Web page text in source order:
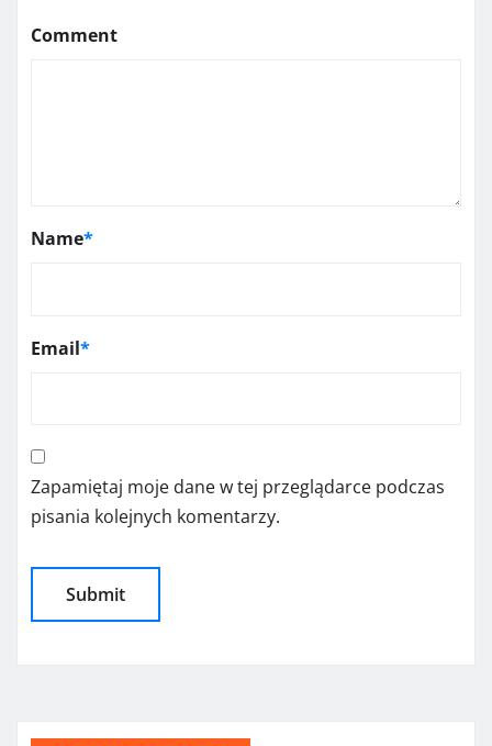
Comment
Name*
Email*
Zapamiętaj moje dane w tej przeglądarce podczas
pisania kolejnych komentarzy.